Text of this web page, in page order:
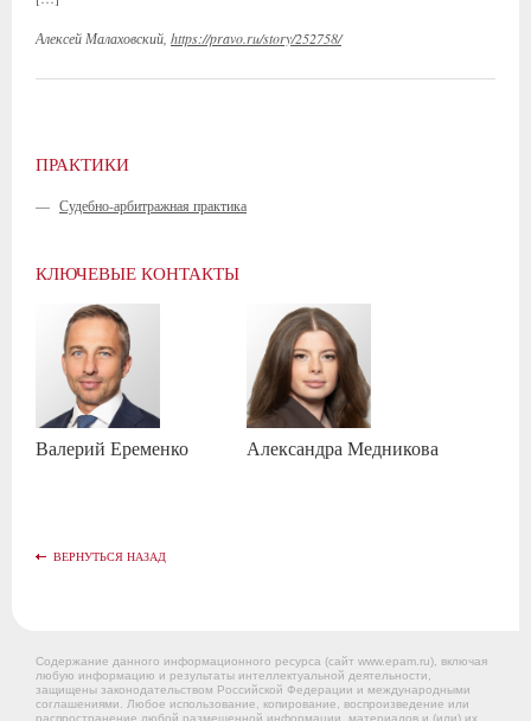
Алексей Малаховский, https://pravo.ru/story/252758/
ПРАКТИКИ
— Судебно-арбитражная практика
КЛЮЧЕВЫЕ КОНТАКТЫ
Валерий Еременко Александра Медникова
ВЕРНУТЬСЯ НАЗАД
Содержание данного информационного ресурса (сайт www.epam.ru), включая
любую информацию и результаты интеллектуальной деятельности,
защищены законодательством Российской Федерации и международными
соглашениями. Любое использование, копирование, воспроизведение или
распространение любой размещенной информации, материалов и (или) их